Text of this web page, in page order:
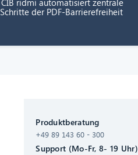
CIB ridmi automatisiert zentrale
Schritte der PDF-Barrierefreiheit
Produktberatung
+49 89 143 60 - 300
Support (Mo-Fr, 8- 19 Uhr)
Hallo! Was kann ich für Sie tun?